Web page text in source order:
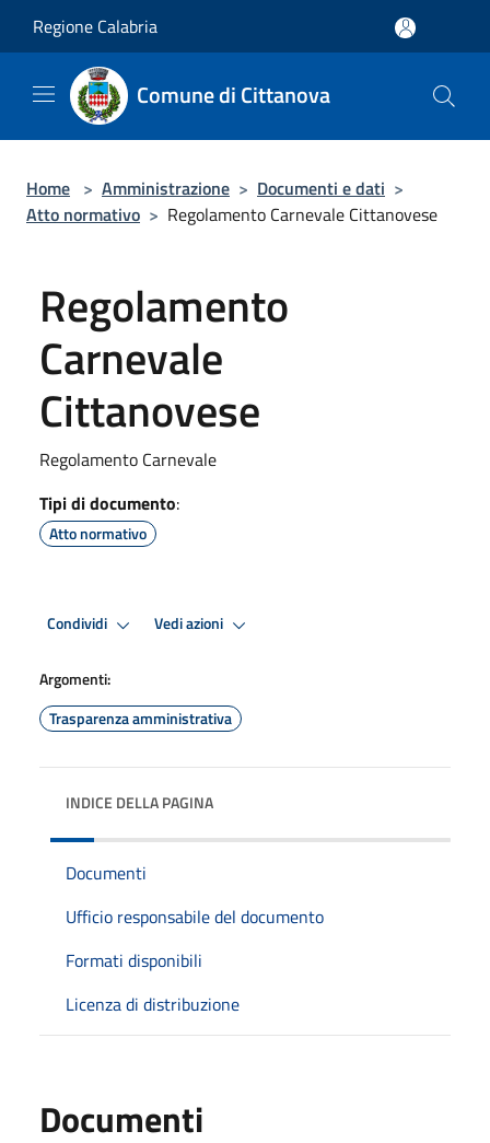
Regione Calabria
Comune di Cittanova
Home > Amministrazione > Documenti e dati >
Atto normativo > Regolamento Carnevale Cittanovese
Regolamento
Carnevale
Cittanovese
Regolamento Carnevale
Tipi di documento:
Atto normativo
Condividi Vedi azioni
Argomenti:
Trasparenza amministrativa
INDICE DELLA PAGINA
Documenti
Ufficio responsabile del documento
Formati disponibili
Licenza di distribuzione
Documenti